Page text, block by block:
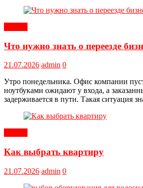
Что нужно знать о переезде
21.07.2026 admin 0
Утро понедельника. Офис компании
ноутбуками ожидают у входа, а
задерживается в пути. Такая ситуация
Как выбрать квартиру
21.07.2026 admin 0